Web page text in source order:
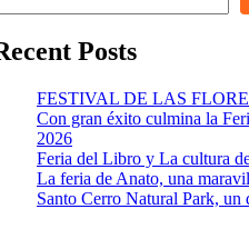
Posts
FESTIVAL DE LAS
Con gran éxito culmina la
2026
Feria del Libro y La cultura
La feria de Anato, una
Santo Cerro Natural Park, un